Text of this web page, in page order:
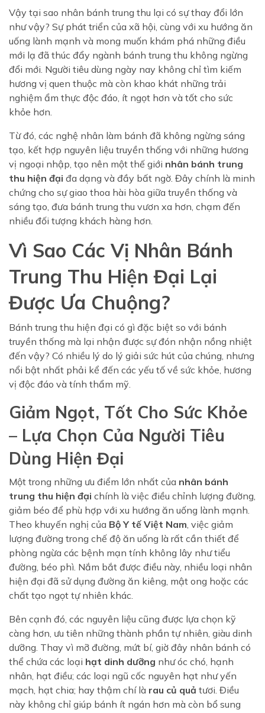
Vậy tại sao nhân bánh trung thu lại có sự thay đổi lớn
như vậy? Sự phát triển của xã hội, cùng với xu hướng ăn
uống lành mạnh và mong muốn khám phá những điều
mới lạ đã thúc đẩy ngành bánh trung thu không ngừng
đổi mới. Người tiêu dùng ngày nay không chỉ tìm kiếm
hương vị quen thuộc mà còn khao khát những trải
nghiệm ẩm thực độc đáo, ít ngọt hơn và tốt cho sức
khỏe hơn.
Từ đó, các nghệ nhân làm bánh đã không ngừng sáng
tạo, kết hợp nguyên liệu truyền thống với những hương
vị ngoại nhập, tạo nên một thế giới nhân bánh trung
thu hiện đại đa dạng và đầy bất ngờ. Đây chính là minh
chứng cho sự giao thoa hài hòa giữa truyền thống và
sáng tạo, đưa bánh trung thu vươn xa hơn, chạm đến
nhiều đối tượng khách hàng hơn.
Vì Sao Các Vị Nhân Bánh
Trung Thu Hiện Đại Lại
Được Ưa Chuộng?
Bánh trung thu hiện đại có gì đặc biệt so với bánh
truyền thống mà lại nhận được sự đón nhận nồng nhiệt
đến vậy? Có nhiều lý do lý giải sức hút của chúng, nhưng
nổi bật nhất phải kể đến các yếu tố về sức khỏe, hương
vị độc đáo và tính thẩm mỹ.
Giảm Ngọt, Tốt Cho Sức Khỏe
– Lựa Chọn Của Người Tiêu
Dùng Hiện Đại
Một trong những ưu điểm lớn nhất của nhân bánh
trung thu hiện đại chính là việc điều chỉnh lượng đường,
giảm béo để phù hợp với xu hướng ăn uống lành mạnh.
Theo khuyến nghị của Bộ Y tế Việt Nam, việc giảm
lượng đường trong chế độ ăn uống là rất cần thiết để
phòng ngừa các bệnh mạn tính không lây như tiểu
đường, béo phì. Nắm bắt được điều này, nhiều loại nhân
hiện đại đã sử dụng đường ăn kiêng, mật ong hoặc các
chất tạo ngọt tự nhiên khác.
Bên cạnh đó, các nguyên liệu cũng được lựa chọn kỹ
càng hơn, ưu tiên những thành phần tự nhiên, giàu dinh
dưỡng. Thay vì mỡ đường, mứt bí, giờ đây nhân bánh có
thể chứa các loại hạt dinh dưỡng như óc chó, hạnh
nhân, hạt điều; các loại ngũ cốc nguyên hạt như yến
mạch, hạt chia; hay thậm chí là rau củ quả tươi. Điều
này không chỉ giúp bánh ít ngán hơn mà còn bổ sung